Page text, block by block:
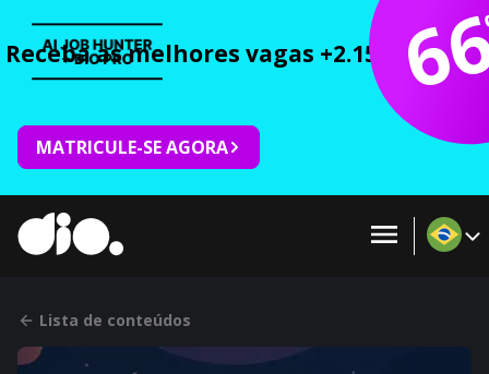
Receba as melhores vagas +2.150 cursos
MATRICULE-SE AGORA
Lista de conteúdos